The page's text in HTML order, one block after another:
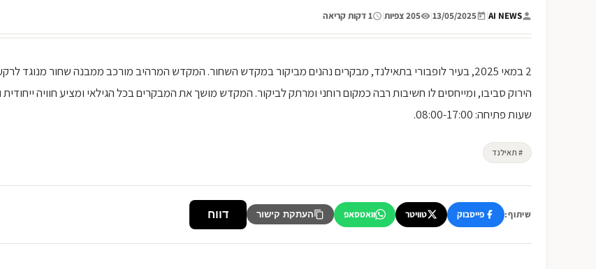
AI NEWS
|
13/05/2025
| 205 צפיות | 1 דקות קריאה
2 במאי 2025, בעיר לופבורי בתאילנד, מבקרים נהנים מביקור במקדש השחור. המקדש המרהיב מורכב ממבנה שחור מנוגד
הירוק סביבו, ומייחסים לו חשיבות רבה כמקום רוחני ומרתק לביקור. המקדש מושך את המבקרים בכל הגילאי ומציע חוויה ייחודית
שעות פתיחה: 08:00-17:00.
# תאילנד
שיתוף: פייסבוק טוויטר וואטסאפ העתקת קישור דווח